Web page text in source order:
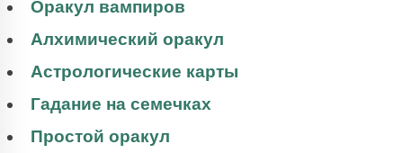
Оракул вампиров
Алхимический оракул
Астрологические карты
Гадание на семечках
Простой оракул